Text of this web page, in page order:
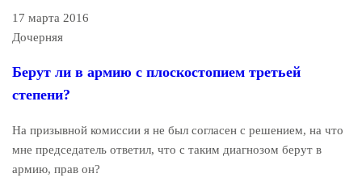
17 марта 2016
Дочерняя
Берут ли в армию с плоскостопием третьей
степени?
На призывной комиссии я не был согласен с решением, на что
мне председатель ответил, что с таким диагнозом берут в
армию, прав он?